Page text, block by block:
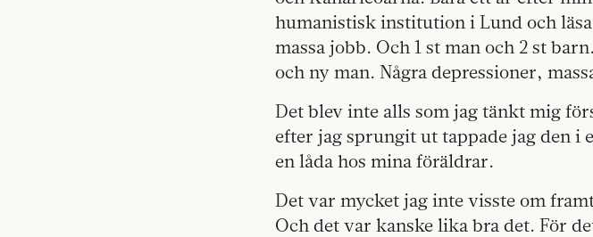
humanistisk institution i Lund och
massa jobb. Och 1 st man och 2 st
och ny man. Några depressioner,
Det blev inte alls som jag tänkt mig
efter jag sprungit ut tappade jag den i
en låda hos mina föräldrar.
Det var mycket jag inte visste om
Och det var kanske lika bra det. För